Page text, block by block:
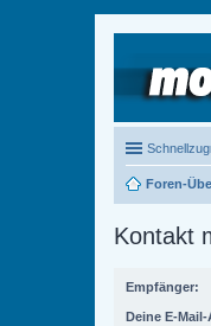
Foren-
Kontakt
Empfänger:
Deine E-